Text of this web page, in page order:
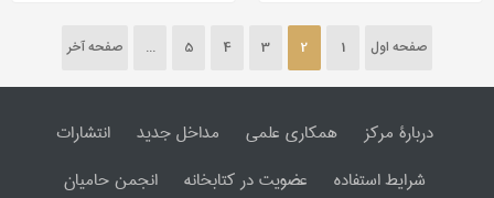
صفحه اول 1
2
3
4
5
... صفحه آخر
دربارۀ مرکز همکاری علمی مداخل جدید
انتشارات
شرایط استفاده
عضویت در کتابخانه
انجمن حامیان